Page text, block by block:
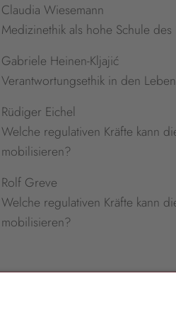
Claudia Wiesemann
Medizinethik als hohe Schule
Gabriele Heinen-Kljajić
Verantwortungsethik in den
Rüdiger Eichel
Welche regulativen Kräfte kann
mobilisieren?
Rolf Greve
Welche regulativen Kräfte kann
mobilisieren?